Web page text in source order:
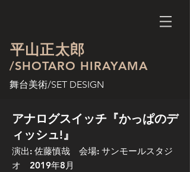
平山正太郎
/SHOTARO HIRAYAMA
舞台美術/SET DESIGN
アナログスイッチ『かっぱのデ
ィッシュ!』
演出: 佐藤慎哉 会場: サンモールスタジ
オ 2019年8月